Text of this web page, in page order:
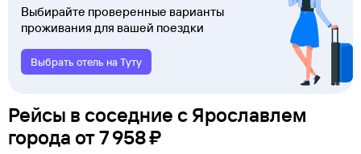
Выбирайте проверенные варианты
проживания для вашей поездки
Выбрать отель на Туту
Рейсы в соседние с Ярославлем
города от7 ⁠958 ⁠₽